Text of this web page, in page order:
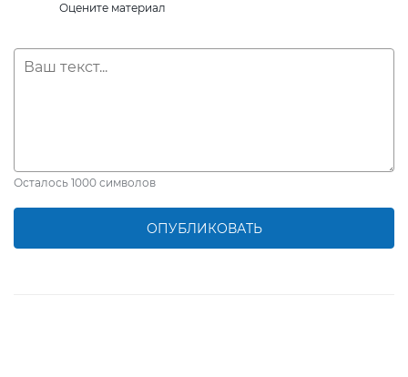
Оцените материал
Осталось 1000 символов
ОПУБЛИКОВАТЬ